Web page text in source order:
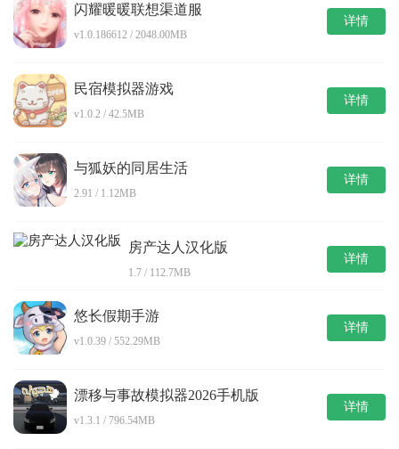
闪耀暖暖联想渠道服
v1.0.186612 / 2048.00MB
详情
民宿模拟器游戏
v1.0.2 / 42.5MB
详情
与狐妖的同居生活
2.91 / 1.12MB
详情
房产达人汉化版
1.7 / 112.7MB
详情
悠长假期手游
v1.0.39 / 552.29MB
详情
漂移与事故模拟器2026手机版
v1.3.1 / 796.54MB
详情